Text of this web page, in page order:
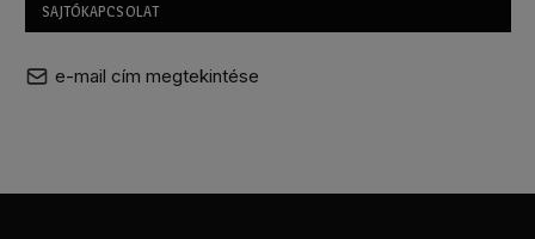
SAJTÓKAPCSOLAT
e-mail cím megtekintése